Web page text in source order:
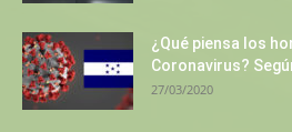
¿Qué piensa los
Coronavirus?
27/03/2020